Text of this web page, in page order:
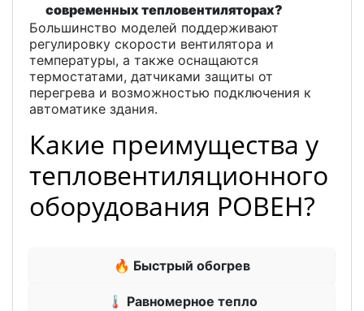
современных тепловентиляторах?
Большинство моделей поддерживают
регулировку скорости вентилятора и
температуры, а также оснащаются
термостатами, датчиками защиты от
перегрева и возможностью подключения к
автоматике здания.
Какие преимущества у
тепловентиляционного
оборудования РОВЕН?
🔥 Быстрый обогрев
🌡 Равномерное тепло